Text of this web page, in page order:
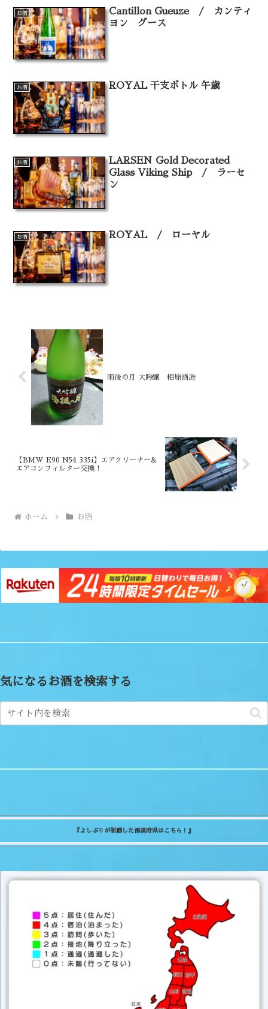
お酒
Cantillon Gueuze / カンティ
ヨン グース
お酒 ROYAL 干支ボトル 午歳
お酒
LARSEN Gold Decorated
Glass Viking Ship / ラーセ
ン
お酒 ROYAL / ローヤル
雨後の月 大吟醸 相原酒造
【BMW E90 N54 335i】エアクリーナー&
エアコンフィルター交換！
ホーム お酒
気になるお酒を検索する
『よしぷりが制覇した都道府県はこちら！』